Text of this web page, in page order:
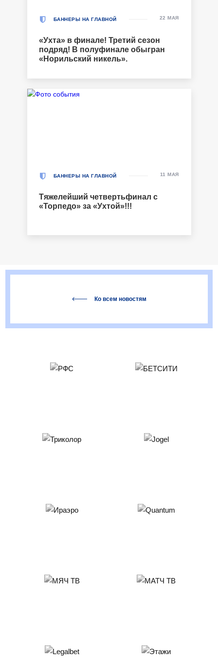
БАННЕРЫ НА ГЛАВНОЙ
«Ухта» в финале! Третий сезон
подряд! В полуфинале обыгран
«Норильский никель».
22 МАЯ
БАННЕРЫ НА ГЛАВНОЙ
Тяжелейший четвертьфинал с
«Торпедо» за «Ухтой»!!!
11 МАЯ
Ко всем новостям